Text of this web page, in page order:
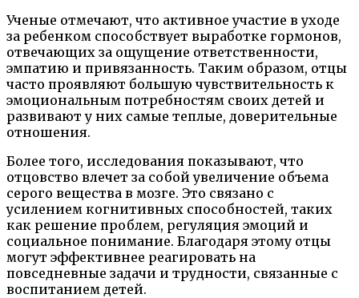
Ученые отмечают, что активное участие в уходе
за ребенком способствует выработке гормонов,
отвечающих за ощущение ответственности,
эмпатию и привязанность. Таким образом, отцы
часто проявляют большую чувствительность к
эмоциональным потребностям своих детей и
развивают у них самые теплые, доверительные
отношения.
Более того, исследования показывают, что
отцовство влечет за собой увеличение объема
серого вещества в мозге. Это связано с
усилением когнитивных способностей, таких
как решение проблем, регуляция эмоций и
социальное понимание. Благодаря этому отцы
могут эффективнее реагировать на
повседневные задачи и трудности, связанные с
воспитанием детей.